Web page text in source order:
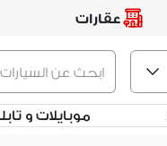
عقارات
موبايلات و